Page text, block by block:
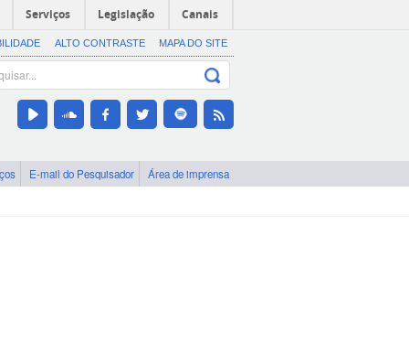
Serviços Legislação Canais
ALTO CONTRASTE MAPA DO SITE
E-mail do Pesquisador Área de imprensa